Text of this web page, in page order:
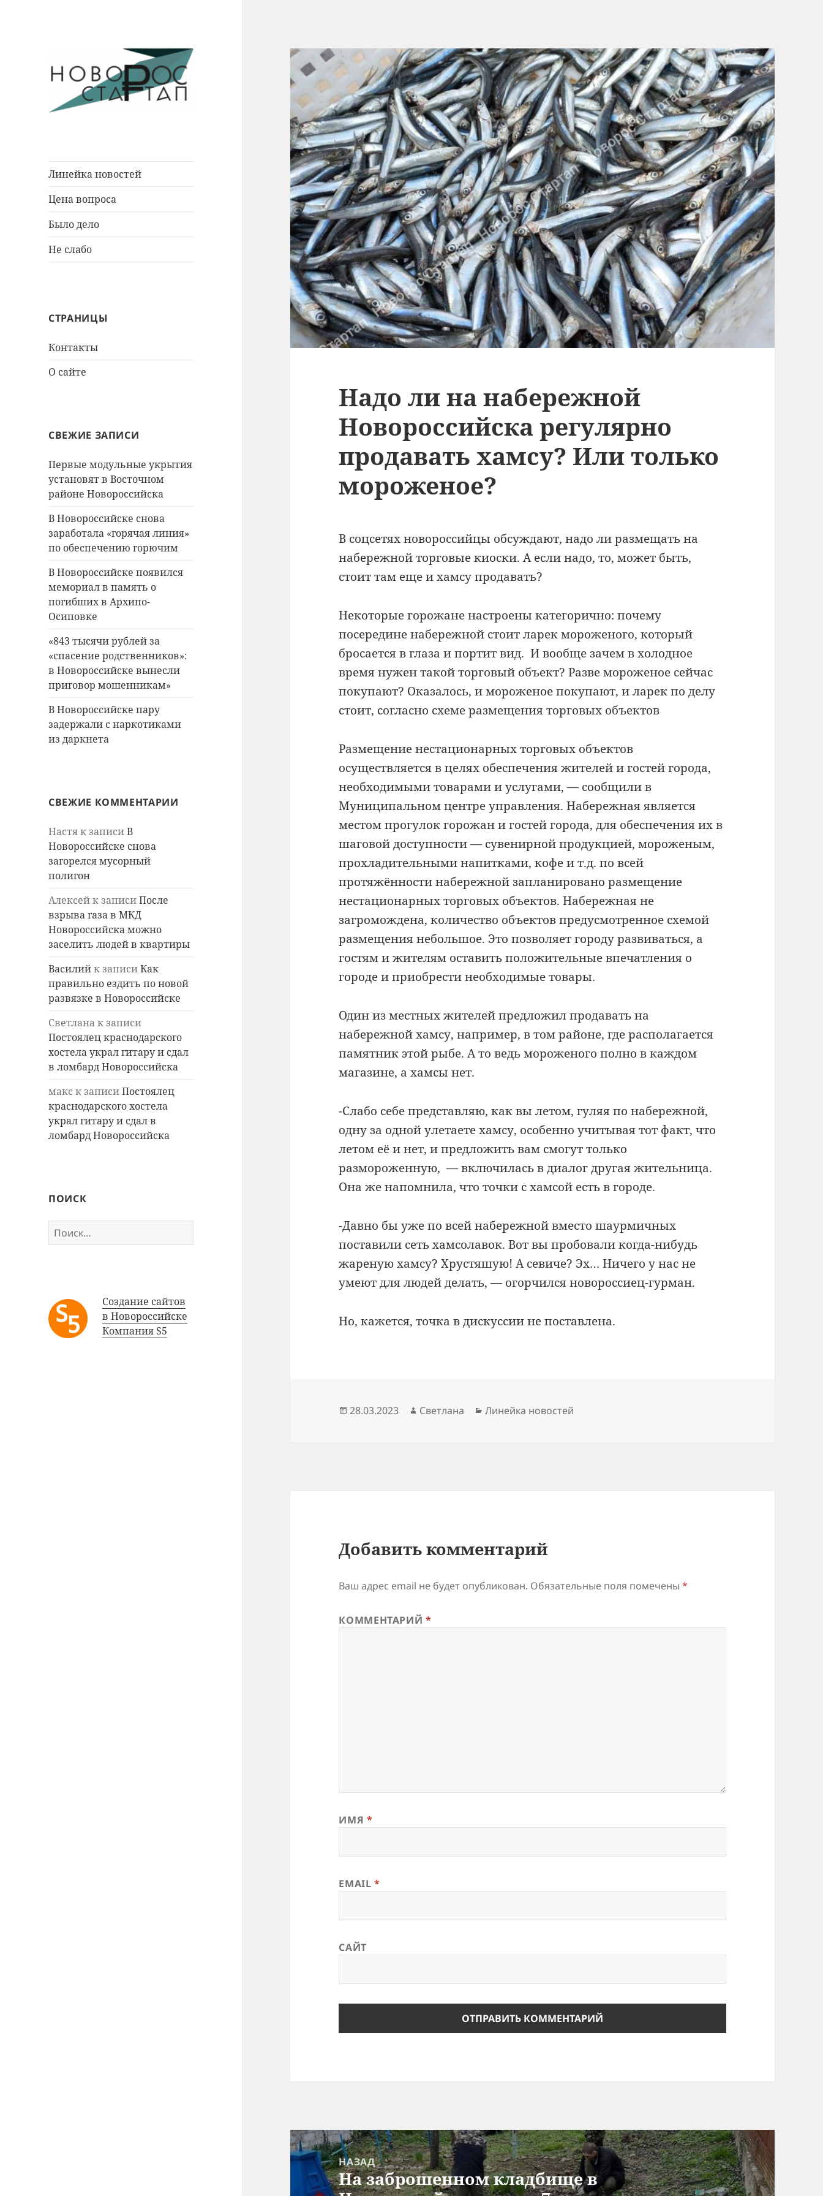
Линейка новостей
Цена вопроса
Было дело
Не слабо
СТРАНИЦЫ
Контакты
О сайте
СВЕЖИЕ ЗАПИСИ
Первые модульные укрытия
установят в Восточном
районе Новороссийска
В Новороссийске снова
заработала «горячая линия»
по обеспечению горючим
В Новороссийске появился
мемориал в память о
погибших в Архипо-
Осиповке
«843 тысячи рублей за
«спасение родственников»:
в Новороссийске вынесли
приговор мошенникам»
В Новороссийске пару
задержали с наркотиками
из даркнета
СВЕЖИЕ КОММЕНТАРИИ
Настяк записиВ
Новороссийске снова
загорелся мусорный
полигон
Алексейк записиПосле
взрыва газа в МКД
Новороссийска можно
заселить людей в квартиры
Василийк записиКак
правильно ездить по новой
развязке в Новороссийске
Светланак записи
Постоялец краснодарского
хостела украл гитару и сдал
в ломбард Новороссийска
макск записиПостоялец
краснодарского хостела
украл гитару и сдал в
ломбард Новороссийска
ПОИСК
Найти:
Создание сайтов
в Новороссийске
Компания S5
Надо ли на набережной
Новороссийска регулярно
продавать хамсу? Или только
мороженое?
В соцсетях новороссийцы обсуждают, надо ли размещать на
набережной торговые киоски. А если надо, то, может быть,
стоит там еще и хамсу продавать?
Некоторые горожане настроены категорично: почему
посередине набережной стоит ларек мороженого, который
бросается в глаза и портит вид. И вообще зачем в холодное
время нужен такой торговый объект? Разве мороженое сейчас
покупают? Оказалось, и мороженое покупают, и ларек по делу
стоит, согласно схеме размещения торговых объектов
Размещение нестационарных торговых объектов
осуществляется в целях обеспечения жителей и гостей города,
необходимыми товарами и услугами, — сообщили в
Муниципальном центре управления. Набережная является
местом прогулок горожан и гостей города, для обеспечения их в
шаговой доступности — сувенирной продукцией, мороженым,
прохладительными напитками, кофе и т.д. по всей
протяжённости набережной запланировано размещение
нестационарных торговых объектов. Набережная не
загромождена, количество объектов предусмотренное схемой
размещения небольшое. Это позволяет городу развиваться, а
гостям и жителям оставить положительные впечатления о
городе и приобрести необходимые товары.
Один из местных жителей предложил продавать на
набережной хамсу, например, в том районе, где располагается
памятник этой рыбе. А то ведь мороженого полно в каждом
магазине, а хамсы нет.
-Слабо себе представляю, как вы летом, гуляя по набережной,
одну за одной улетаете хамсу, особенно учитывая тот факт, что
летом её и нет, и предложить вам смогут только
размороженную, — включилась в диалог другая жительница.
Она же напомнила, что точки с хамсой есть в городе.
-Давно бы уже по всей набережной вместо шаурмичных
поставили сеть хамсолавок. Вот вы пробовали когда-нибудь
жареную хамсу? Хрустяшую! А севиче? Эх… Ничего у нас не
умеют для людей делать, — огорчился новороссиец-гурман.
Но, кажется, точка в дискуссии не поставлена.
Опубликовано
28.03.2023 Автор
Светлана Рубрики
Линейка новостей
Добавить комментарий
Ваш адрес email не будет опубликован. Обязательные поля помечены*
КОММЕНТАРИЙ*
ИМЯ *
EMAIL*
САЙТ
Навигация
по
записям
НАЗАД
Предыдущая
На заброшенном кладбище в